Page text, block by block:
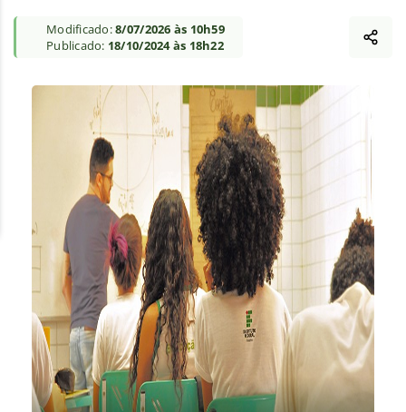
Modificado:8/07/2026 às 10h59
Publicado: 18/10/2024 às 18h22